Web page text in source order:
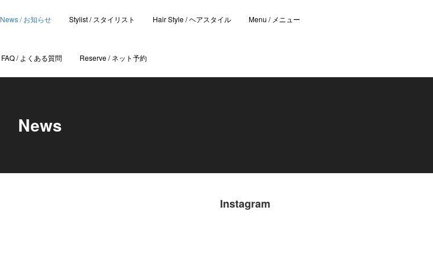
News / お知らせ Stylist / スタイリスト Hair Style / ヘアスタイル Menu / メニュー
FAQ / よくある質問 Reserve / ネット予約
News
Instagram